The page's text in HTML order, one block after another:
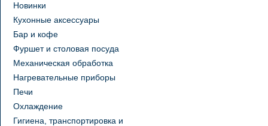
Новинки
Кухонные аксессуары
Бар и кофе
Фуршет и столовая посуда
Механическая обработка
Нагревательные приборы
Печи
Охлаждение
Гигиена, транспортировка и